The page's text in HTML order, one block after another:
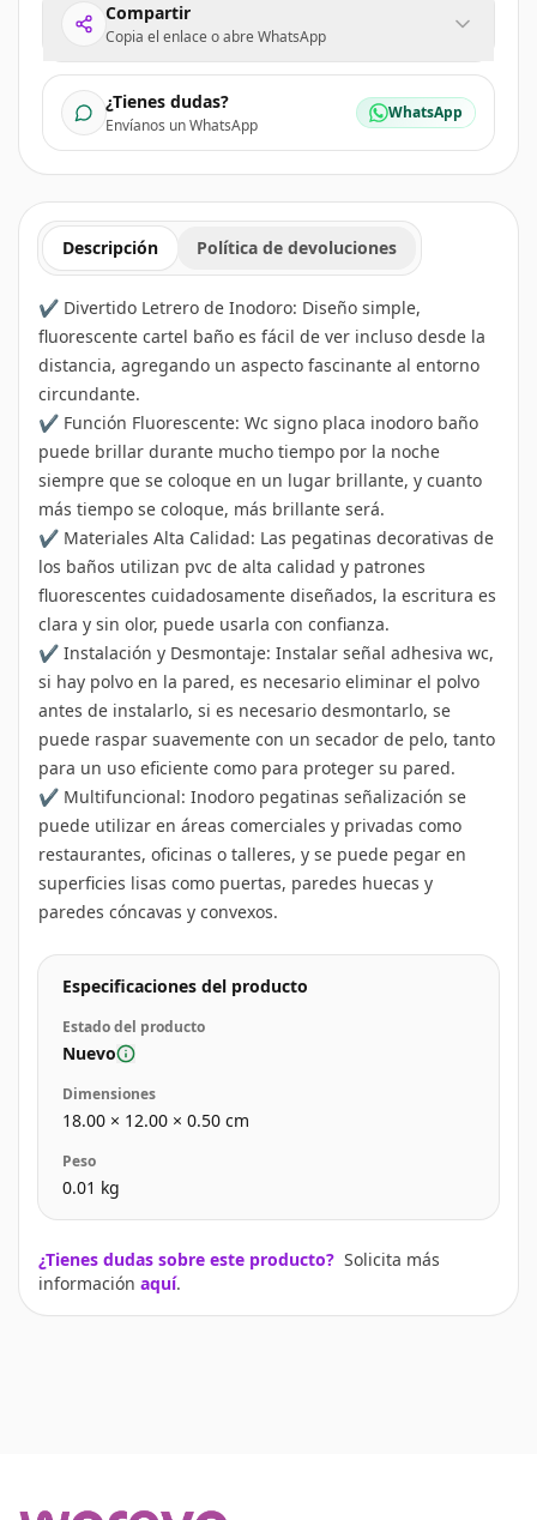
Compartir
Copia el enlace o abre WhatsApp
¿Tienes dudas?
Envíanos un WhatsApp
WhatsApp
Descripción Política de devoluciones
✔️ Divertido Letrero de Inodoro: Diseño simple,
fluorescente cartel baño es fácil de ver incluso desde la
distancia, agregando un aspecto fascinante al entorno
circundante.
✔️ Función Fluorescente: Wc signo placa inodoro baño
puede brillar durante mucho tiempo por la noche
siempre que se coloque en un lugar brillante, y cuanto
más tiempo se coloque, más brillante será.
✔️ Materiales Alta Calidad: Las pegatinas decorativas de
los baños utilizan pvc de alta calidad y patrones
fluorescentes cuidadosamente diseñados, la escritura es
clara y sin olor, puede usarla con confianza.
✔️ Instalación y Desmontaje: Instalar señal adhesiva wc,
si hay polvo en la pared, es necesario eliminar el polvo
antes de instalarlo, si es necesario desmontarlo, se
puede raspar suavemente con un secador de pelo, tanto
para un uso eficiente como para proteger su pared.
✔️ Multifuncional: Inodoro pegatinas señalización se
puede utilizar en áreas comerciales y privadas como
restaurantes, oficinas o talleres, y se puede pegar en
superficies lisas como puertas, paredes huecas y
paredes cóncavas y convexos.
Especificaciones del producto
Estado del producto
Nuevo
Dimensiones
18.00 × 12.00 × 0.50 cm
Peso
0.01 kg
¿Tienes dudas sobre este producto? Solicita más
información aquí.